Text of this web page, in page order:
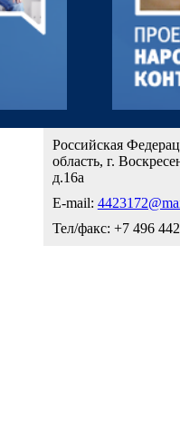
Российская
область, г.
д.16а
E-mail:
Тел/факс: +7 496